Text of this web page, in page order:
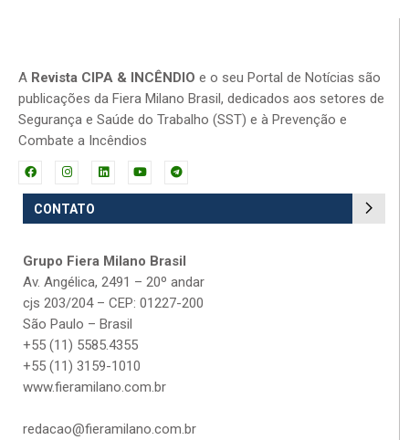
A Revista CIPA & INCÊNDIO e o seu Portal de Notícias são
publicações da Fiera Milano Brasil, dedicados aos setores de
Segurança e Saúde do Trabalho (SST) e à Prevenção e
Combate a Incêndios
CONTATO
Grupo Fiera Milano Brasil
Av. Angélica, 2491 – 20º andar
cjs 203/204 – CEP: 01227-200
São Paulo – Brasil
+55 (11) 5585.4355
+55 (11) 3159-1010
www.fieramilano.com.br
redacao@fieramilano.com.br